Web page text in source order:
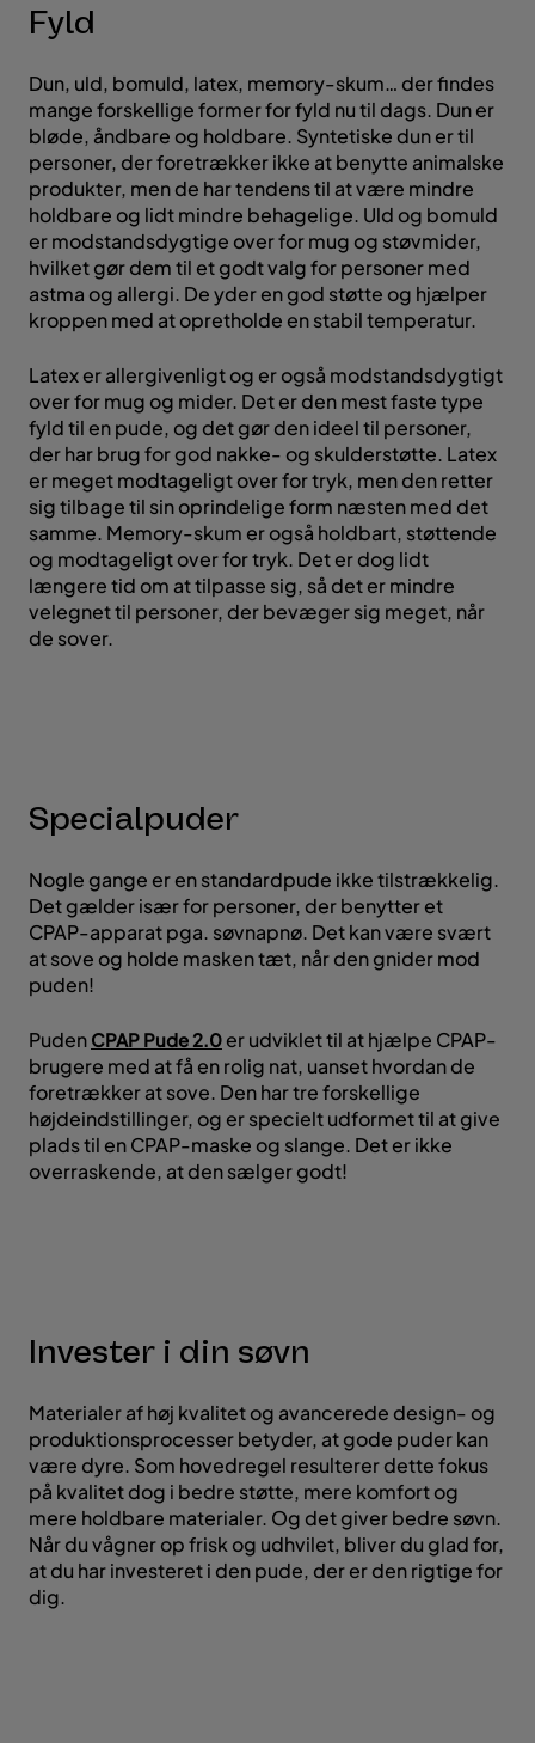
Fyld
Dun, uld, bomuld, latex, memory-skum… der findes
mange forskellige former for fyld nu til dags. Dun er
bløde, åndbare og holdbare. Syntetiske dun er til
personer, der foretrækker ikke at benytte animalske
produkter, men de har tendens til at være mindre
holdbare og lidt mindre behagelige. Uld og bomuld
er modstandsdygtige over for mug og støvmider,
hvilket gør dem til et godt valg for personer med
astma og allergi. De yder en god støtte og hjælper
kroppen med at opretholde en stabil temperatur.
Latex er allergivenligt og er også modstandsdygtigt
over for mug og mider. Det er den mest faste type
fyld til en pude, og det gør den ideel til personer,
der har brug for god nakke- og skulderstøtte. Latex
er meget modtageligt over for tryk, men den retter
sig tilbage til sin oprindelige form næsten med det
samme. Memory-skum er også holdbart, støttende
og modtageligt over for tryk. Det er dog lidt
længere tid om at tilpasse sig, så det er mindre
velegnet til personer, der bevæger sig meget, når
de sover.
Specialpuder
Nogle gange er en standardpude ikke tilstrækkelig.
Det gælder især for personer, der benytter et
CPAP-apparat pga. søvnapnø. Det kan være svært
at sove og holde masken tæt, når den gnider mod
puden!
Puden CPAP Pude 2.0 er udviklet til at hjælpe CPAP-
brugere med at få en rolig nat, uanset hvordan de
foretrækker at sove. Den har tre forskellige
højdeindstillinger, og er specielt udformet til at give
plads til en CPAP-maske og slange. Det er ikke
overraskende, at den sælger godt!
Invester i din søvn
Materialer af høj kvalitet og avancerede design- og
produktionsprocesser betyder, at gode puder kan
være dyre. Som hovedregel resulterer dette fokus
på kvalitet dog i bedre støtte, mere komfort og
mere holdbare materialer. Og det giver bedre søvn.
Når du vågner op frisk og udhvilet, bliver du glad for,
at du har investeret i den pude, der er den rigtige for
dig.